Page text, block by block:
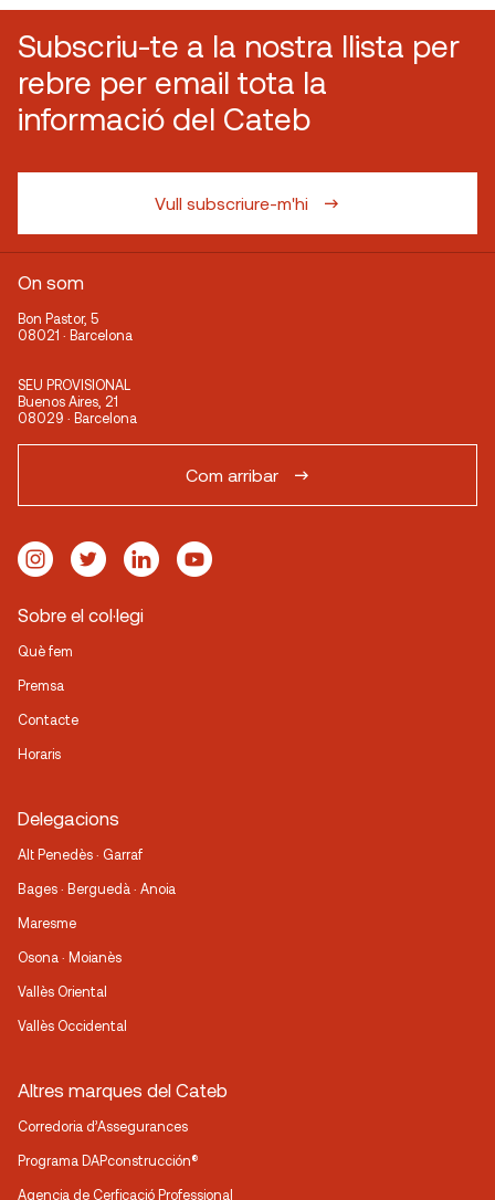
Subscriu-te a la nostra llista per
rebre per email tota la
informació del Cateb
Vull subscriure-m'hi
On som
Bon Pastor, 5
08021 · Barcelona
SEU PROVISIONAL
Buenos Aires, 21
08029 · Barcelona
Com arribar
Sobre el col·legi
Què fem
Premsa
Contacte
Horaris
Delegacions
Alt Penedès · Garraf
Bages · Berguedà · Anoia
Maresme
Osona · Moianès
Vallès Oriental
Vallès Occidental
Altres marques del Cateb
Corredoria d’Assegurances
Programa DAPconstrucción®
Agencia de Cerficació Professional